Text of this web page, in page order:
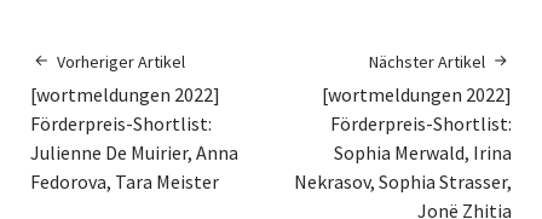
Vorheriger Artikel
[wortmeldungen 2022]
Förderpreis-Shortlist:
Julienne De Muirier, Anna
Fedorova, Tara Meister
Nächster Artikel
[wortmeldungen 2022]
Förderpreis-Shortlist:
Sophia Merwald, Irina
Nekrasov, Sophia Strasser,
Jonë Zhitia